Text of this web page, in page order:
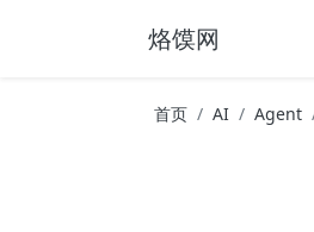
烙馍网
首页 AI Agent